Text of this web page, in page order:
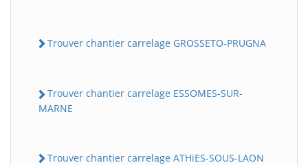
Trouver chantier carrelage GROSSETO-PRUGNA
Trouver chantier carrelage ESSOMES-SUR-
MARNE
Trouver chantier carrelage ATHiES-SOUS-LAON